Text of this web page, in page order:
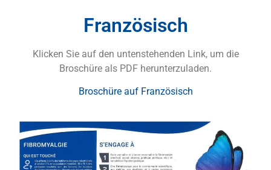
Französisch
Klicken Sie auf den untenstehenden Link, um die
Broschüre als PDF herunterzuladen.
Broschüre auf Französisch